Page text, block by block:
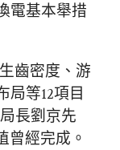
電基本舉措
齒密度、游
等12項目
長劉京先
曾經完成。